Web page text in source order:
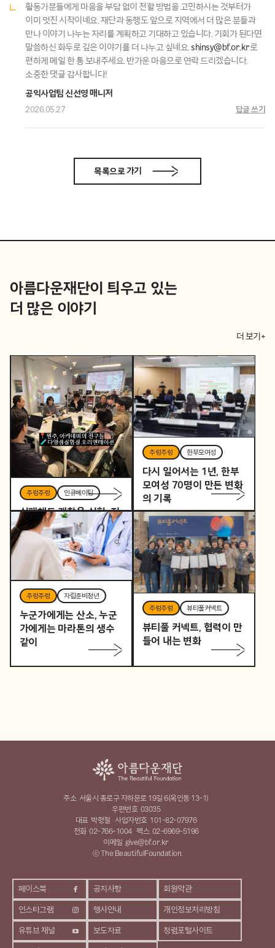
활동가분들에게 마음을 부담 없이 전할 방법을 고민하시는 것부터가
이미 멋진 시작이네요. 재단과 동행도 앞으로 지역에서 더 많은 분들과
만나 이야기 나누는 자리를 계획하고 기대하고 있습니다. 기회가 된다면
말씀하신 화두로 깊은 이야기를 더 나누고 싶네요.shinsy@bf.or.kr로
편하게 메일 한 통 보내주세요. 반가운 마음으로 연락 드리겠습니다.
소중한 댓글 감사합니다!
공익사업팀 신선영 매니저
2026.05.27 답글 쓰기
목록으로 가기
아름다운재단이 틔우고 있는
더 많은 이야기
더 보기+
주렁주렁 인큐베이팅
실패해도 괜찮은 실험, 지
역을 바꾸는 작은 시작
주렁주렁 한부모여성
다시 일어서는 1년, 한부
모여성 70명이 만든 변화
의 기록
주렁주렁 자립준비청년
누군가에게는 산소, 누군
가에게는 마라톤의 생수
같이
주렁주렁 뷰티풀커넥트
뷰티풀 커넥트, 협력이 만
들어 내는 변화
페이스북
인스타그램
유튜브 채널
공지사항
행사안내
보도자료
회원약관
개인정보처리방침
청렴포털사이트
주소 서울시 종로구 자하문로 19길 6(옥인동 13-1)
우편번호 03035
대표 박형철 사업자번호 101-82-07976
전화 02-766-1004 팩스 02-6969-5196
이메일 give@bf.or.kr
ⓒ The BeautifulFoundation.